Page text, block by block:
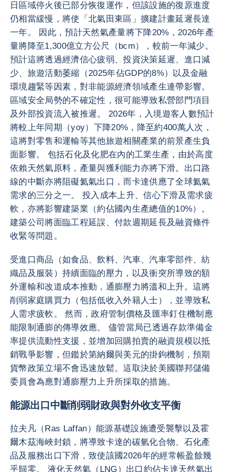
日區域停火後已部分恢復運作，但該設施的復原進度
仍相當緩慢，將使「北氣田東區」擴建計畫延遲長達
一年。 因此，預計天然氣產量將下降20%，2026年產
量將降至1,300億立方公尺（bcm），較前一年減少。
預計這將透過經濟信心疲弱、投資決策延遲、進口減
少、旅遊活動萎縮（2025年佔GDP的8%）以及金融
環境趨緊等因素，對非能源經濟領域產生連帶影響。
區域安全局勢的不確定性，很可能導致私營部門項目
及外部投資流入被推遲。 2026年，入境遊客人數預計
將較上年同期（yoy）下降20%，降至約400萬人次，
這將對零售和運輸等其他旅遊相關產業的前景產生負
面影響。 包括石化及化肥在內的工業生產，由於高度
依賴天然氣原料，產量與獲利能力亦將下滑。出口路
線的中斷亦將阻礙氦氣出口，而卡達供應了全球氦氣
需求的三分之一。 投入成本上升、信心下滑及需求疲
軟，亦將影響建築業（約佔國內生產總值的10%）。
建築公司將面臨工程延誤、付款週期延長及融資條件
收緊等問題。
受進口商品（如食品、飲料、汽車、汽車零部件、紡
織品及服裝）持續面臨的壓力，以及衝突所導致的額
外運輸和改道成本推動，通膨壓力將溫和上升。這將
削弱家庭購買力（包括低收入外籍人士），並導致私
人需求疲軟。 然而，政府管制價格及匯率釘住機制應
能限制通膨的傳導效應。 儘管當局已透過存款準備金
率提供流動性支援，並增加回購拍賣的融資規模以抵
銷戰爭影響，但鑑於第納爾與美元的掛鉤機制，預期
貨幣政策立場不會迅速放鬆。這取決於美國聯邦儲備
委員會為應對通膨壓力上升所採取的措施。
能源出口中斷削弱財政與對外收支平衡
拉夫凡（Ras Laffan）能源基礎設施遭受襲擊以及霍
爾木茲海峽封鎖，將導致卡達的碳氫化合物、石化產
品及服務出口下滑，致使該國2026年的經常帳盈餘幾
乎歸零。 液化天然氣（LNG）出口約佔卡達天然氣出